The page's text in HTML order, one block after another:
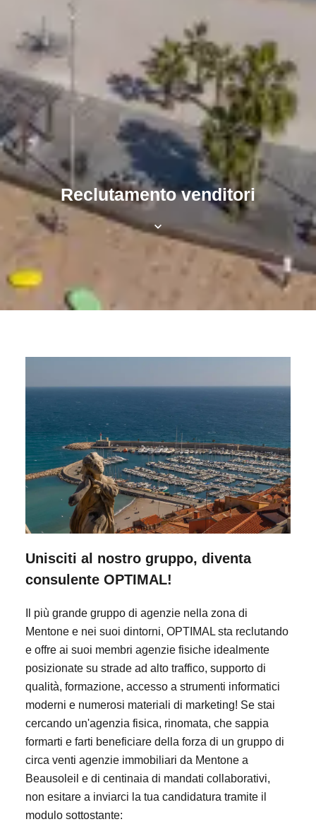
Reclutamento venditori
Unisciti al nostro gruppo, diventa
consulente OPTIMAL!
Il più grande gruppo di agenzie nella zona di
Mentone e nei suoi dintorni, OPTIMAL sta reclutando
e offre ai suoi membri agenzie fisiche idealmente
posizionate su strade ad alto traffico, supporto di
qualità, formazione, accesso a strumenti informatici
moderni e numerosi materiali di marketing! Se stai
cercando un'agenzia fisica, rinomata, che sappia
formarti e farti beneficiare della forza di un gruppo di
circa venti agenzie immobiliari da Mentone a
Beausoleil e di centinaia di mandati collaborativi,
non esitare a inviarci la tua candidatura tramite il
modulo sottostante: